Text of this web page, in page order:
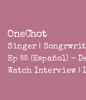
OneChot
Singer |
Ep 55 (Español) -
Watch Interview |